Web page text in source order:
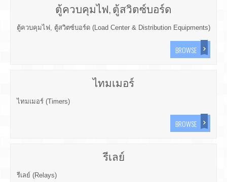
ตู้ควบคุมไฟ, ตู้สวิตซ์บอร์ด
ตู้ควบคุมไฟ, ตู้สวิตซ์บอร์ด (Load Center & Distribution Equipments)
BROWSE
ไทมเมอร์
ไทมเมอร์ (Timers)
BROWSE
รีเลย์
รีเลย์ (Relays)